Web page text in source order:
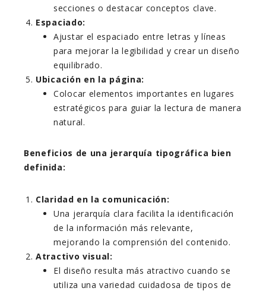
secciones o destacar conceptos clave.
Espaciado:
Ajustar el espaciado entre letras y líneas
para mejorar la legibilidad y crear un diseño
equilibrado.
Ubicación en la página:
Colocar elementos importantes en lugares
estratégicos para guiar la lectura de manera
natural.
Beneficios de una jerarquía tipográfica bien
definida:
Claridad en la comunicación:
Una jerarquía clara facilita la identificación
de la información más relevante,
mejorando la comprensión del contenido.
Atractivo visual:
El diseño resulta más atractivo cuando se
utiliza una variedad cuidadosa de tipos de